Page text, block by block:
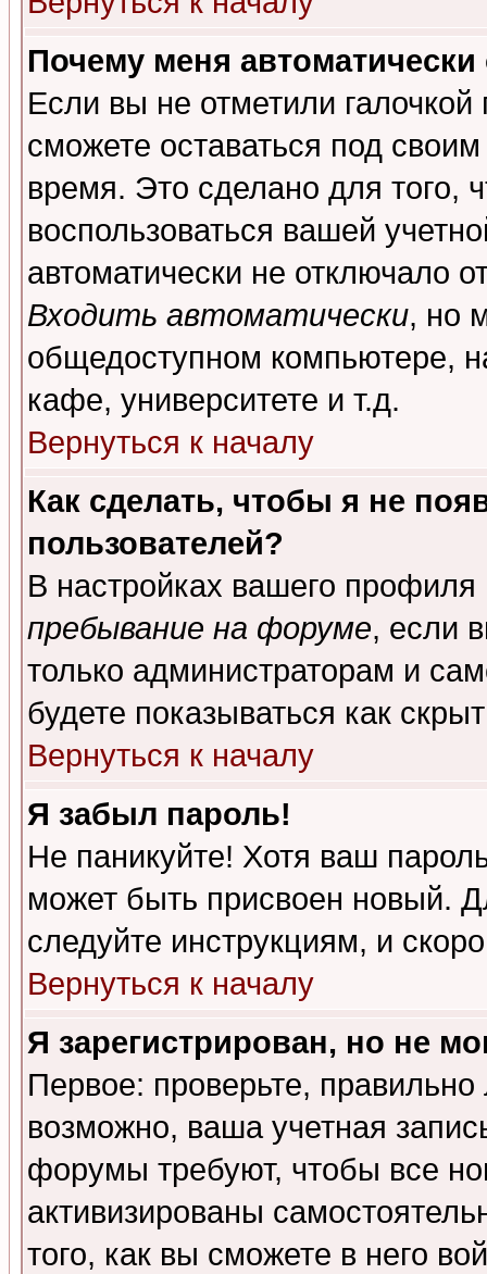
Почему меня автоматически
Если вы не отметили галочкой
сможете оставаться под
время. Это сделано для того,
воспользоваться вашей
автоматически не отключало
Входить автоматически, но
общедоступном компьютере,
кафе, университете и т.д.
Вернуться к началу
Как сделать, чтобы я не
пользователей?
В настройках вашего
пребывание на форуме, если
только администраторам и
будете показываться как
Вернуться к началу
Я забыл пароль!
Не паникуйте! Хотя ваш
может быть присвоен новый.
следуйте инструкциям, и
Вернуться к началу
Я зарегистрирован, но не
Первое: проверьте,
возможно, ваша учетная
форумы требуют, чтобы все
активизированы
того, как вы сможете в него